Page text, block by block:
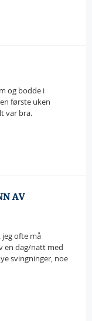
og bodde i
første uken
var bra.
AV
jeg ofte må
en dag/natt med
svingninger, noe